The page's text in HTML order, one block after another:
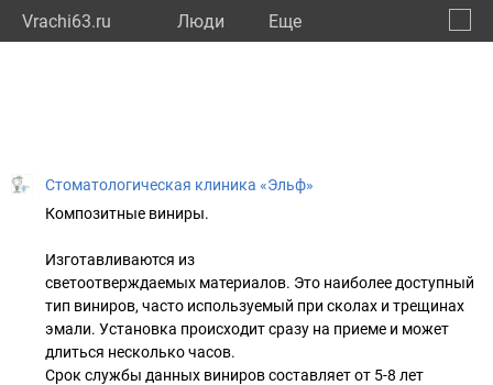
Vrachi63.ru Люди Eще
Стоматологическая клиника «Эльф»
Композитные виниры.
Изготавливаются из
светоотверждаемых материалов. Это наиболее доступный
тип виниров, часто используемый при сколах и трещинах
эмали. Установка происходит сразу на приеме и может
длиться несколько часов.
Срок службы данных виниров составляет от 5-8 лет